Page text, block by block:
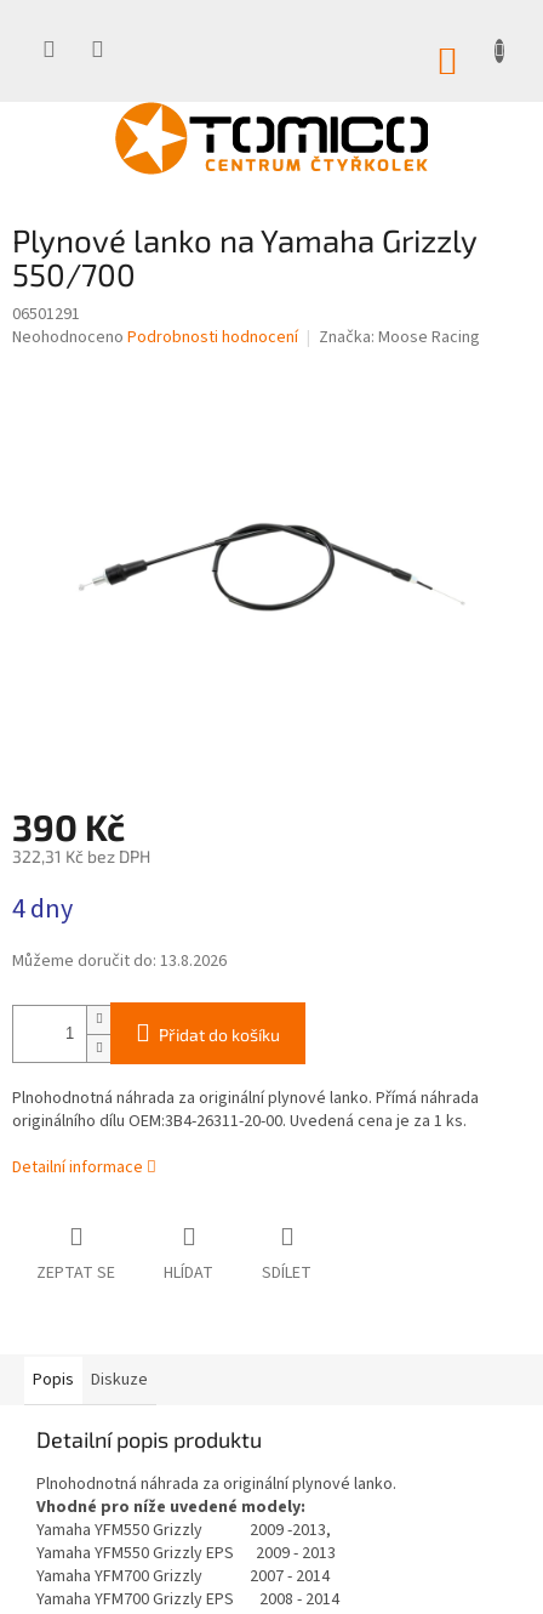
Plynové lanko na Yamaha Grizzly
550/700
06501291
Průměrné
Neohodnoceno Podrobnosti hodnocení Značka: Moose Racing
390 Kč
322,31 Kč bez DPH
cena:
4 dny
Můžeme doručit do: 13.8.2026
Přidat do košíku
Plnohodnotná náhrada za originální plynové lanko. Přímá náhrada
originálního dílu OEM:3B4-26311-20-00. Uvedená cena je za 1 ks.
Detailní informace
ZEPTAT SE HLÍDAT SDÍLET
Popis Diskuze
Detailní popis produktu
Plnohodnotná náhrada za originální plynové lanko.
Vhodné pro níže uvedené modely:
Yamaha YFM550 Grizzly 2009 -2013,
Yamaha YFM550 Grizzly EPS 2009 - 2013
Yamaha YFM700 Grizzly 2007 - 2014
Yamaha YFM700 Grizzly EPS 2008 - 2014